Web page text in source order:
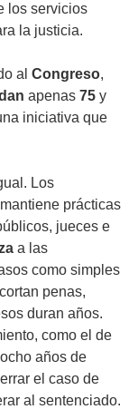
los servicios
la justicia.
al Congreso,
apenas 75 y
iniciativa que
Los
prácticas
jueces e
a las
como simples
penas,
duran años.
como el de
años de
el caso de
al sentenciado.